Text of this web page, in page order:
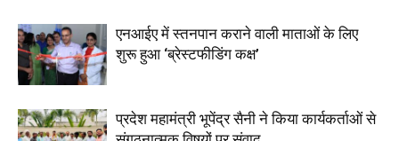
एनआईए में स्तनपान कराने वाली माताओं के लिए
शुरू हुआ ‘ब्रेस्टफीडिंग कक्ष’
प्रदेश महामंत्री भूपेंद्र सैनी ने किया कार्यकर्ताओं से